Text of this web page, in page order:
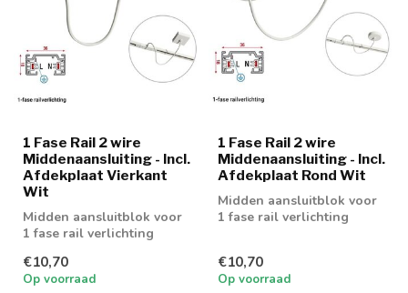
1 Fase Rail 2 wire
Middenaansluiting - Incl.
Afdekplaat Vierkant
Wit
Midden aansluitblok voor
1 fase rail verlichting
€10,70
Op voorraad
1 Fase Rail 2 wire
Middenaansluiting - Incl.
Afdekplaat Rond Wit
Midden aansluitblok voor
1 fase rail verlichting
€10,70
Op voorraad